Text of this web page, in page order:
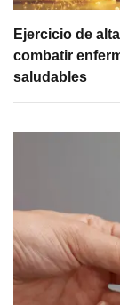
Ejercicio de
combatir
saludables